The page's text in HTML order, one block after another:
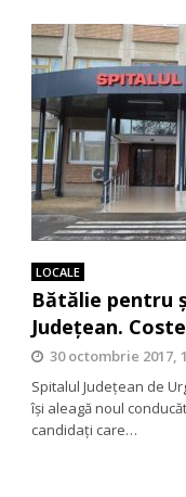
LOCALE
Bătălie pentru
Județean.
30 octombrie 2017,
Spitalul Județean de
își aleagă noul
candidați care…